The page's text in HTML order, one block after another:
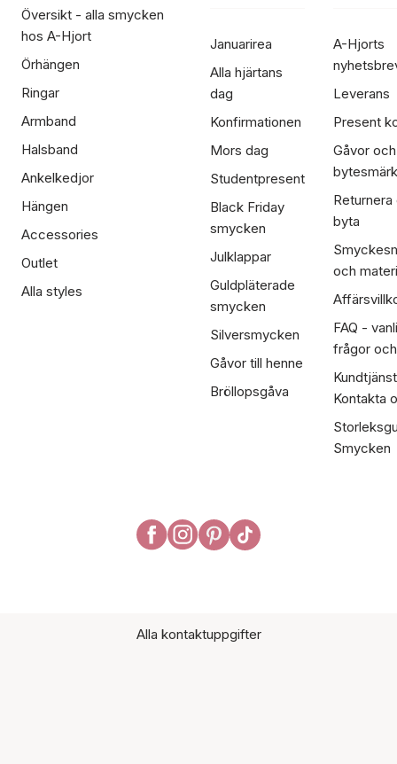
Översikt - alla smycken
hos A-Hjort
Örhängen
Ringar
Armband
Halsband
Ankelkedjor
Hängen
Accessories
Outlet
Alla styles
Januarirea
Alla hjärtans
dag
Konfirmationen
Mors dag
Studentpresent
Black Friday
smycken
Julklappar
Guldpläterade
smycken
Silversmycken
Gåvor till henne
Bröllopsgåva
A-Hjorts
Leverans
Present
Gåvor och
Returnera
byta
och
FAQ -
frågor
Kontakta
Smycken
Alla kontaktuppgifter